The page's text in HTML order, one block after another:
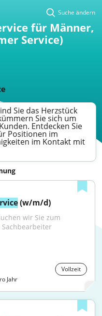
Suche ändern
für Männer,
Service)
Sie das Herzstück
Sie sich um
Entdecken Sie
Positionen im
im Kontakt mit
(w/m/d)
wir Sie zum
Vollzeit
Jahr